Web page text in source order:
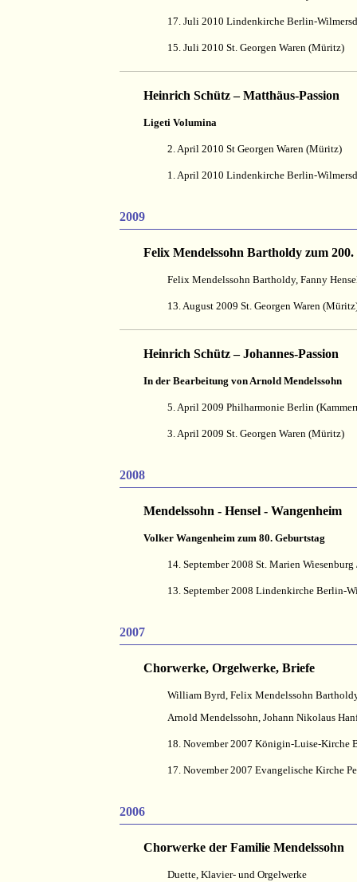
17. Juli 2010 Lindenkirche Berlin-
15. Juli 2010 St. Georgen Waren (Müritz)
Heinrich Schütz – Matthäus-Passion
Ligeti Volumina
2. April 2010 St Georgen Waren (Müritz)
1. April 2010 Lindenkirche Berlin-
2009
Felix Mendelssohn Bartholdy zum
Felix Mendelssohn Bartholdy, Fanny
13. August 2009 St. Georgen Waren
Heinrich Schütz – Johannes-Passion
In der Bearbeitung von Arnold Mendelssohn
5. April 2009 Philharmonie Berlin
3. April 2009 St. Georgen Waren (Müritz)
2008
Mendelssohn - Hensel - Wangenheim
Volker Wangenheim zum 80. Geburtstag
14. September 2008 St. Marien
13. September 2008 Lindenkirche Berlin-
2007
Chorwerke, Orgelwerke, Briefe
William Byrd, Felix Mendelssohn
Arnold Mendelssohn, Johann Nikolaus
18. November 2007 Königin-Luise-Kirche
17. November 2007 Evangelische Kirche
2006
Chorwerke der Familie Mendelssohn
Duette, Klavier- und Orgelwerke